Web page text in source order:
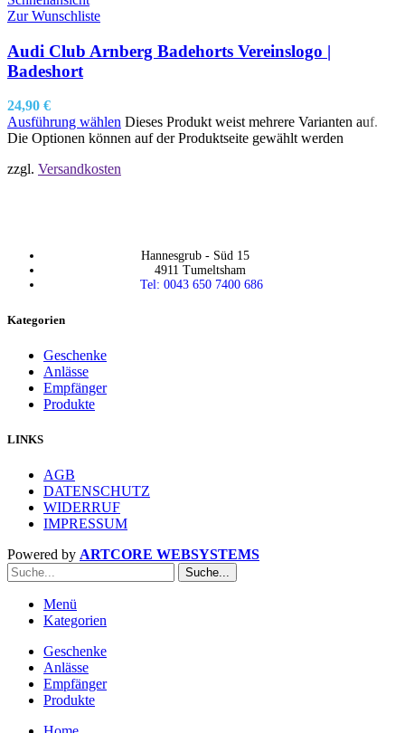
Zur Wunschliste
Audi Club Arnberg Badehorts Vereinslogo |
Badeshort
24,90 €
Ausführung wählen Dieses Produkt weist mehrere Varianten auf.
Die Optionen können auf der Produktseite gewählt werden
zzgl. Versandkosten
Hannesgrub - Süd 15
4911 Tumeltsham
Tel: 0043 650 7400 686
Kategorien
Geschenke
Anlässe
Empfänger
Produkte
LINKS
AGB
DATENSCHUTZ
WIDERRUF
IMPRESSUM
Powered by ARTCORE WEBSYSTEMS
Suche...
Menü
Kategorien
Geschenke
Anlässe
Empfänger
Produkte